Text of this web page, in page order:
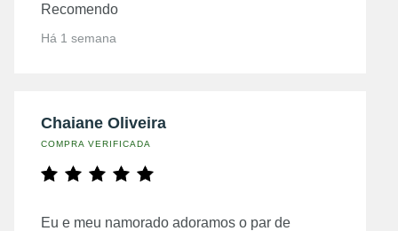
Recomendo
Há 1 semana
Chaiane Oliveira
COMPRA VERIFICADA
Eu e meu namorado adoramos o par de